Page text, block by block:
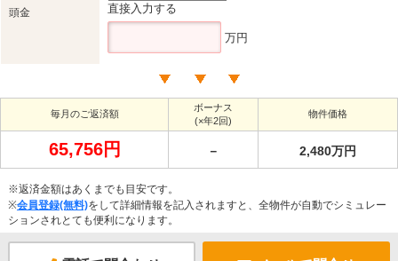
頭金 直接入力する
万円
毎月のご返済額
ボーナス
(×年2回)
物件価格
65,756円 － 2,480万円
※返済金額はあくまでも目安です。
※会員登録(無料)をして詳細情報を記入されますと、全物件が自動でシミュレー
ションされとても便利になります。